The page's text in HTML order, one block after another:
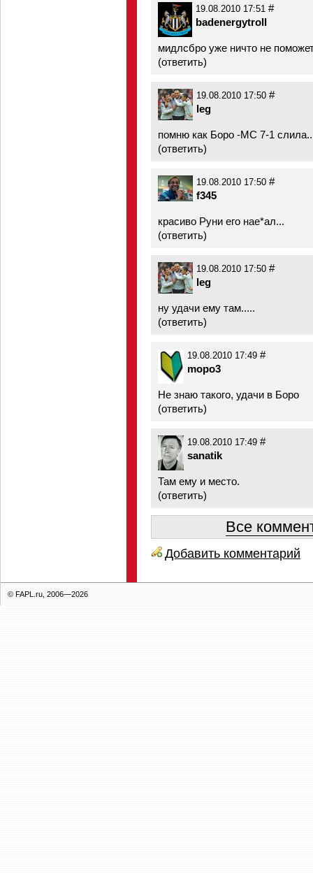
19.08.2010 17:51 #
badenergytroll
мидлсбро уже ничто не
(ответить)
19.08.2010 17:50 #
leg
помню как Боро -МС 7-1
(ответить)
19.08.2010 17:50 #
f345
красиво Руни его нае*ал...
(ответить)
19.08.2010 17:50 #
leg
ну удачи ему там.....
(ответить)
19.08.2010 17:49 #
mopo3
Не знаю такого, удачи в Боро
(ответить)
19.08.2010 17:49 #
sanatik
Там ему и место.
(ответить)
Все
Добавить комментарий
© FAPL.ru, 2006—2026